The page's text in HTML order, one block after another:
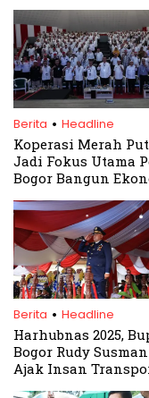
Berita . Headline
Koperasi Merah
Jadi Fokus Utama
Bogor Bangun
Berita . Headline
Harhubnas 2025,
Bogor Rudy
Ajak Insan